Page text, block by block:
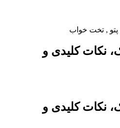
, تخت خواب
نکات کلیدی و
نکات کلیدی و